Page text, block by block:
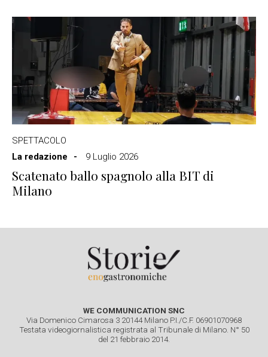
SPETTACOLO
La redazione
9 Luglio 2026
Scatenato ballo spagnolo alla BIT di
Milano
WE COMMUNICATION SNC
Via Domenico Cimarosa 3 20144 Milano P.I./C.F. 06901070968
Testata videogiornalistica registrata al Tribunale di Milano. N° 50
del 21 febbraio 2014.